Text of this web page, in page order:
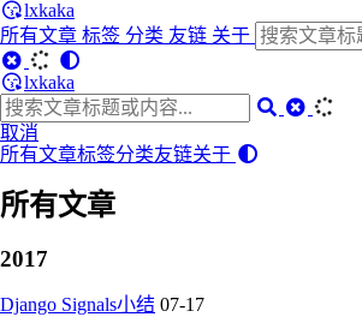
lxkaka
所有文章 标签 分类 友链 关于
lxkaka
取消
所有文章标签分类友链关于
所有文章
2017
Django Signals小结 07-17